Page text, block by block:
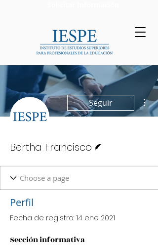
Seguir
Bertha Francisco
Perfil
Fecha de registro: 14 ene 2021
Sección informativa